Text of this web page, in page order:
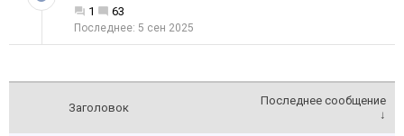
1 63
5 сен 2025
Заголовок
Последнее сообщение
↓